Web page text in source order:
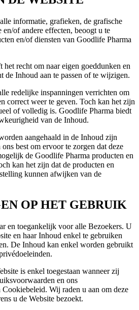
informatie, grafieken, de grafische
of andere effecten, beoogt u te
en/of diensten van Goodlife Pharma
het recht om naar eigen goeddunken en
de Inhoud aan te passen of te wijzigen.
redelijke inspanningen verrichten om
correct weer te geven. Toch kan het zijn
of volledig is. Goodlife Pharma biedt
van de Inhoud.
aangehaald in de Inhoud zijn
best om ervoor te zorgen dat deze
de Goodlife Pharma producten en
kan het zijn dat de producten en
kunnen afwijken van de
OP HET GEBRUIK
en toegankelijk voor alle Bezoekers. U
en haar Inhoud enkel te gebruiken
De Inhoud kan enkel worden gebruikt
is enkel toegestaan wanneer zij
en ons
Cookiebeleid. Wij raden u aan om deze
u de Website bezoekt.